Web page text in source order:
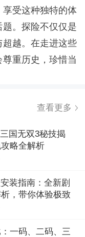
受这种独特的体
。探险不仅仅是
越。在走进这些
重历史，珍惜当
查看更多
国无双3秘技揭
略全解析
装指南：全新剧
，带你体验极致
一码、二码、三